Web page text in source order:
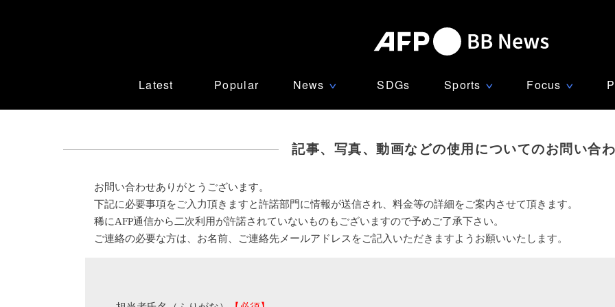
Latest Popular News ∨ SDGs Sports ∨ Focus ∨
記事、写真、動画などの使用についてのお問い合
お問い合わせありがとうございます。
下記に必要事項をご入力頂きますと許諾部門に情報が送信され、料金等の詳細をご案内させて頂きます。
稀にAFP通信から二次利用が許諾されていないものもございますので予めご了承下さい。
ご連絡の必要な方は、お名前、ご連絡先メールアドレスをご記入いただきますようお願いいたします。